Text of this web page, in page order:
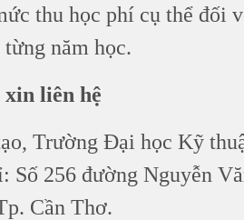
thu học phí cụ thể đối
từng năm học.
liên hệ
Trường Đại học Kỹ
Số 256 đường Nguyễn
Cần Thơ.